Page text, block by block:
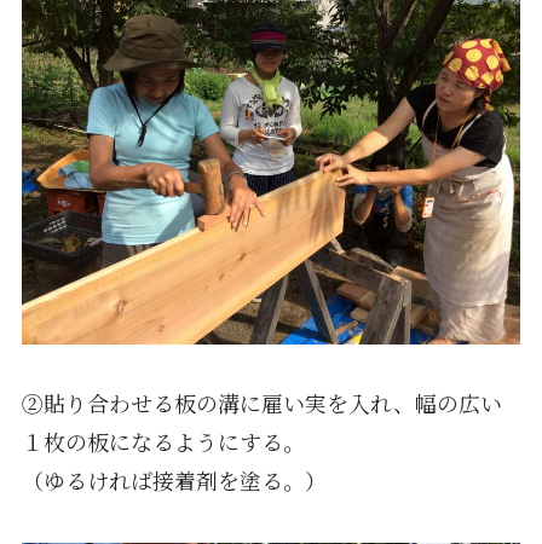
②貼り合わせる板の溝に雇い実を入れ、幅の広い
１枚の板になるようにする。
（ゆるければ接着剤を塗る。）